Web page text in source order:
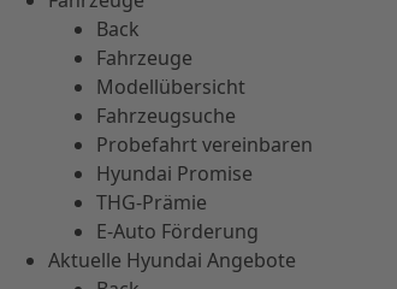
Back
Fahrzeuge
Modellübersicht
Fahrzeugsuche
Probefahrt vereinbaren
Hyundai Promise
THG-Prämie
E-Auto Förderung
Aktuelle Hyundai Angebote